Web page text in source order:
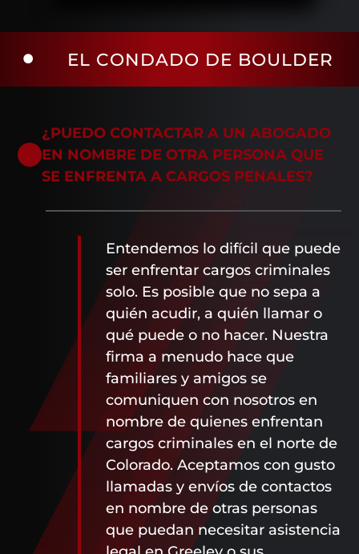
DE BOULDER EL
¿PUEDO CONTACTAR A UN ABOGADO
EN NOMBRE DE OTRA PERSONA QUE
SE ENFRENTA A CARGOS PENALES?
Entendemos lo difícil que puede
ser enfrentar cargos criminales
solo. Es posible que no sepa a
quién acudir, a quién llamar o
qué puede o no hacer. Nuestra
firma a menudo hace que
familiares y amigos se
comuniquen con nosotros en
nombre de quienes enfrentan
cargos criminales en el norte de
Colorado. Aceptamos con gusto
llamadas y envíos de contactos
en nombre de otras personas
que puedan necesitar asistencia